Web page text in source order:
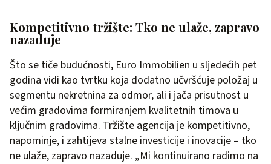
Kompetitivno tržište: Tko ne ulaže, zapravo
nazaduje
Što se tiče budućnosti, Euro Immobilien u sljedećih pet
godina vidi kao tvrtku koja dodatno učvršćuje položaj u
segmentu nekretnina za odmor, ali i jača prisutnost u
većim gradovima formiranjem kvalitetnih timova u
ključnim gradovima. Tržište agencija je kompetitivno,
napominje, i zahtijeva stalne investicije i inovacije – tko
ne ulaže, zapravo nazaduje. „Mi kontinuirano radimo na